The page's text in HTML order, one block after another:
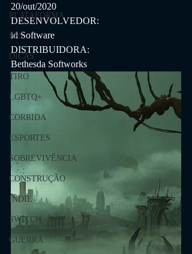
PLATAFORMA
FPS
DICAS
TIRO
LGBTQ+
CORRIDA
ESPORTES
SOBREVIVÊNCIA
CONSTRUÇÃO
INDIE
SWITCH
GUERRA
20/out/2020
DESENVOLVEDOR:
id Software
DISTRIBUIDORA:
Bethesda Softworks